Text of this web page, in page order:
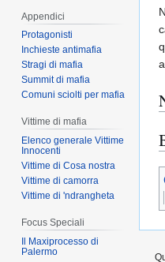
Appendici
Protagonisti
Inchieste antimafia
Stragi di mafia
Summit di mafia
Comuni sciolti per mafia
Vittime di mafia
Elenco generale Vittime
Innocenti
Vittime di Cosa nostra
Vittime di camorra
Vittime di 'ndrangheta
Focus Speciali
Il Maxiprocesso di
Palermo